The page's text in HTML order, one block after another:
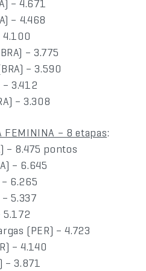
– 4.671
– 4.468
4.100
– 3.775
– 3.590
– 3.412
– 3.308
FEMININA – 8 etapas:
– 8.475 pontos
– 6.645
6.265
5.337
5.172
(PER) – 4.723
– 4.140
– 3.871